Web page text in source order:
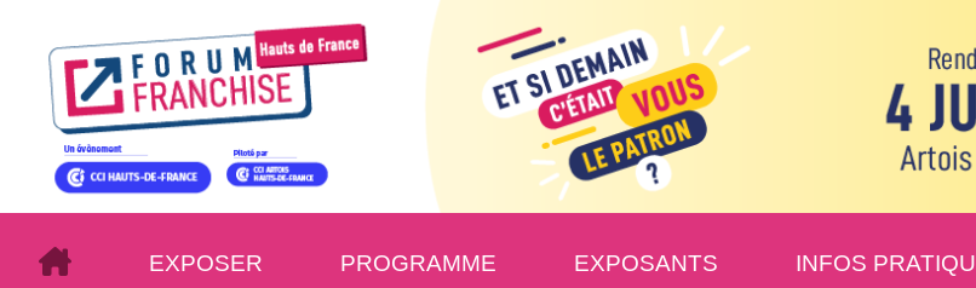
EXPOSER PROGRAMME EXPOSANTS INFOS